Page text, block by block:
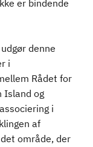
er bindende
denne
i
Rådet for
Island og
i
af
område, der